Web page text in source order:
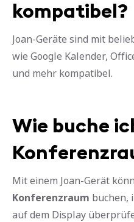
kompatibel?
Joan-Geräte sind mit
wie Google Kalender,
und mehr kompatibel.
Wie buche
Mit einem Joan-Gerät
Konferenzraum buchen,
auf dem Display